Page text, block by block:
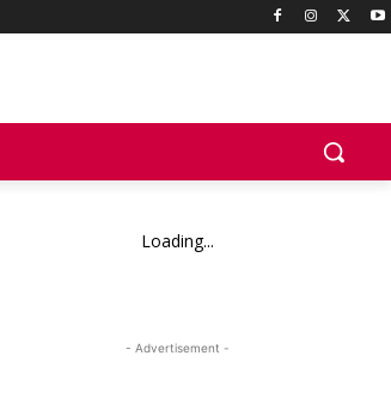
Loading...
- Advertisement -